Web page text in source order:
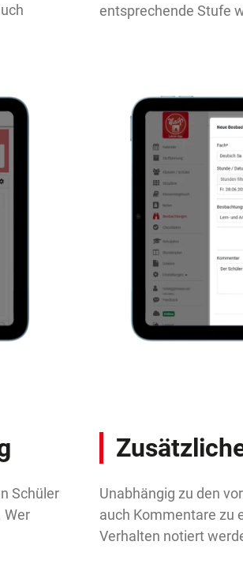
entsprechende Stufe
Schüler
Wer
Unabhängig zu den
auch Kommentare zu
Verhalten notiert